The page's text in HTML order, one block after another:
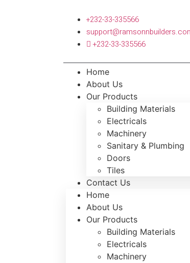
+232-33-335566
+232-33-335566
Home
About Us
Our Products
Building Materials
Electricals
Machinery
Sanitary & Plumbing
Doors
Tiles
Contact Us
Home
About Us
Our Products
Building Materials
Electricals
Machinery